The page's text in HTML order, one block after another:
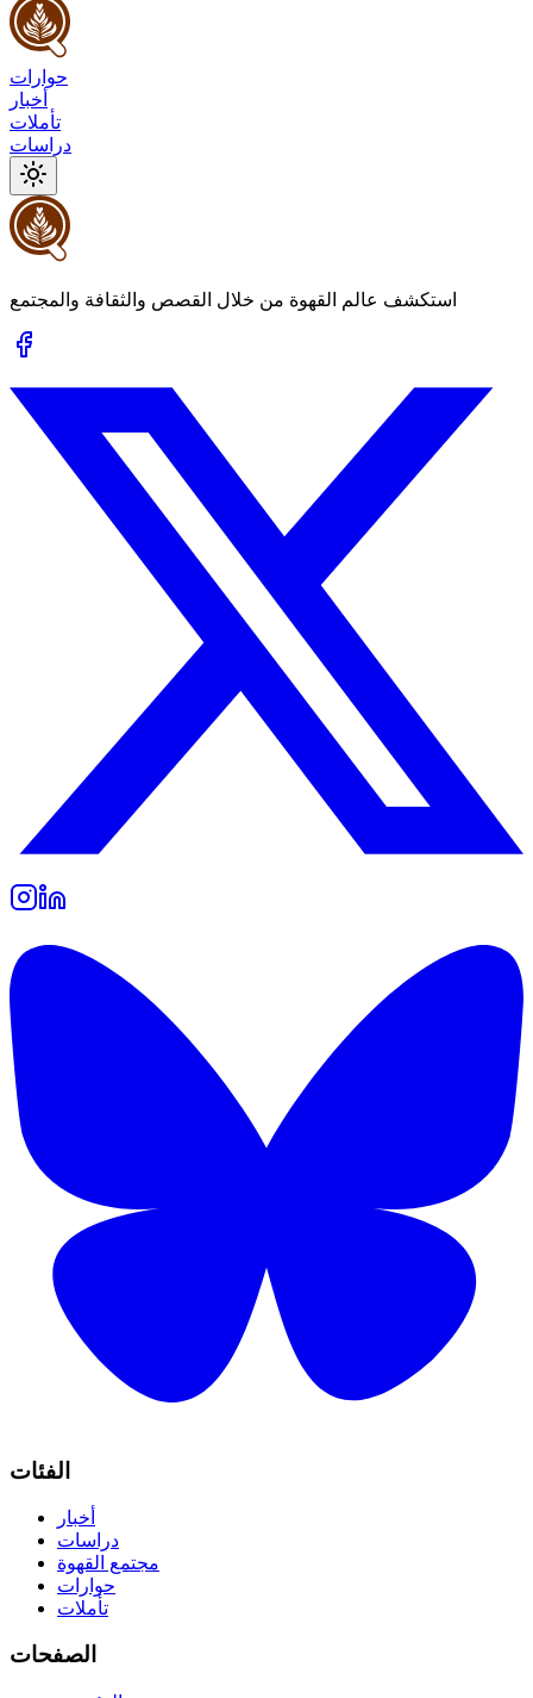
حوارات
أخبار
تأملات
دراسات
استكشف عالم القهوة من خلال القصص والثقافة والمجتمع
الفئات
أخبار
دراسات
مجتمع القهوة
حوارات
تأملات
الصفحات